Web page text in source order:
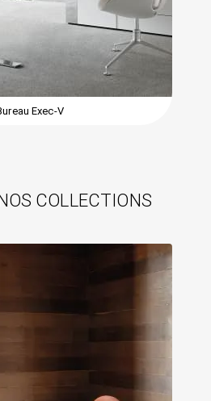
Bureau Exec-V
COLLECTIONS